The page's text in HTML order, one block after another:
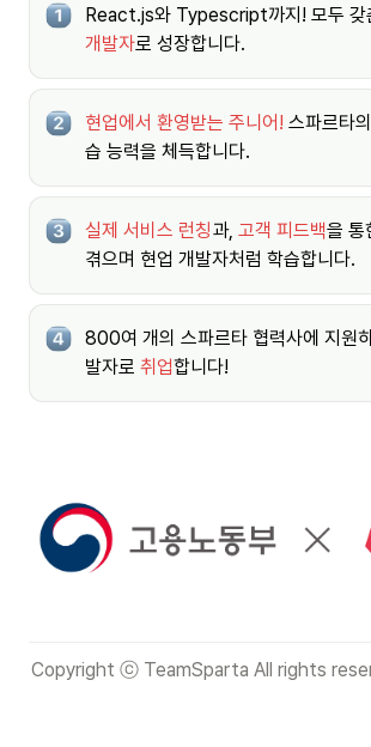
React.js와 Typescript까지! 모두 갖
개발자로 성장합니다.
현업에서 환영받는 주니어! 스파르타
습 능력을 체득합니다.
실제 서비스 런칭과, 고객 피드백을 통
겪으며 현업 개발자처럼 학습합니다.
800여 개의 스파르타 협력사에 지원
발자로 취업합니다!
Copyright ⓒ TeamSparta All rights